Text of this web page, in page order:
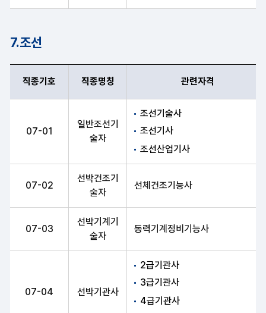
7.조선
직종기호, 직종명칭, 관련자격 항목 순으로 조선 안내표
직종기호 직종명칭 관련자격
07-01
일반조선기
술자
조선기술사
조선기사
조선산업기사
07-02
선박건조기
술자
선체건조기능사
07-03
선박기계기
술자
동력기계정비기능사
07-04 선박기관사
2급기관사
3급기관사
4급기관사